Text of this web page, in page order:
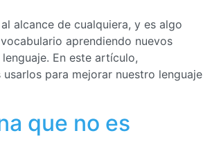
alcance de cualquiera, y es algo
aprendiendo nuevos
En este artículo,
para mejorar nuestro lenguaje
que no es